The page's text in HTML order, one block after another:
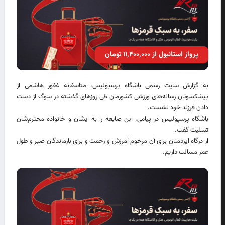
پرواز استانبول از ۱۱٬۴۰۰٬۰۰۰ تومان
به گزارش سایت رسمی باشگاه پرسپولیس، متاسفانه غفور هاشمی از
پیشکسوتان رسانه‌های ورزشی کشورمان طی روزهای گذشته در سوگ از دست
دادن فرزند خود نشست.
باشگاه پرسپولیس در پیامی، این ضایعه را به ایشان و خانواده محترم‌شان
تسلیت گفت.
از درگاه ایزدمنان برای آن مرحوم آمرزش و رحمت و برای بازماندگان صبر و طول
عمر مسالت داریم.